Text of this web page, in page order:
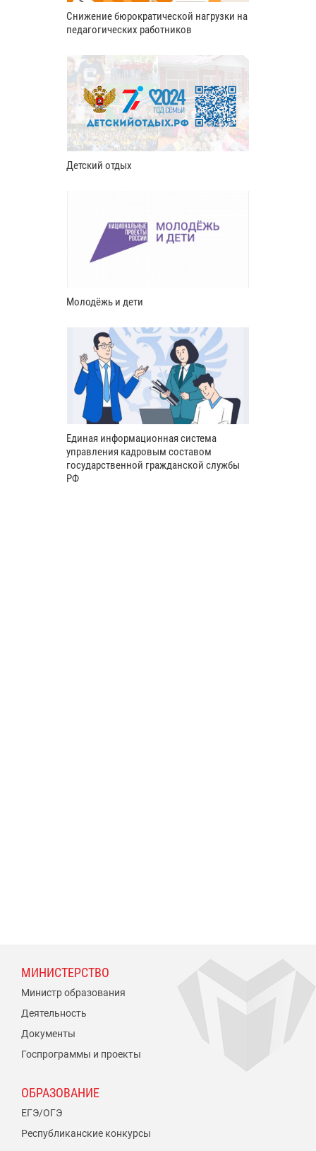
Снижение бюрократической нагрузки на
педагогических работников
Детский отдых
Молодёжь и дети
Единая информационная система
управления кадровым составом
государственной гражданской службы
РФ
МИНИСТЕРСТВО
Министр образования
Деятельность
Документы
Госпрограммы и проекты
ОБРАЗОВАНИЕ
ЕГЭ/ОГЭ
Республиканские конкурсы